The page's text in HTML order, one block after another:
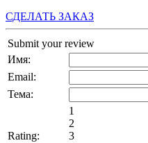
СДЕЛАТЬ ЗАКАЗ
Submit your review
Имя:
Email:
Тема:
Rating:
1
2
3